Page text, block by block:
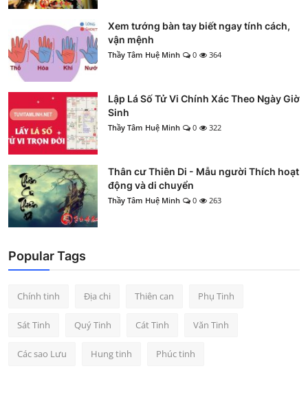
Xem tướng bàn tay biết ngay tính cách,
vận mệnh
Thầy Tâm Huệ Minh 0 364
Lập Lá Số Tử Vi Chính Xác Theo Ngày Giờ
Sinh
Thầy Tâm Huệ Minh 0 322
Thân cư Thiên Di - Mẫu người Thích hoạt
động và di chuyển
Thầy Tâm Huệ Minh 0 263
Popular Tags
Chính tinh Địa chi Thiên can Phụ Tinh
Sát Tinh Quý Tinh Cát Tinh Văn Tinh
Các sao Lưu Hung tinh Phúc tinh